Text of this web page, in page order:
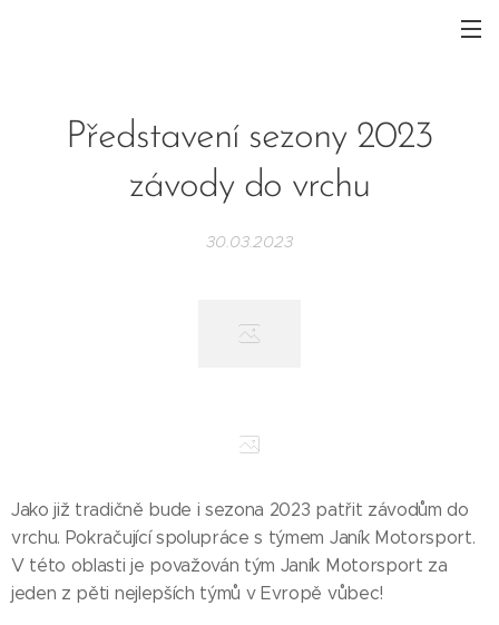
Představení sezony 2023
závody do vrchu
30.03.2023
Jako již tradičně bude i sezona 2023 patřit závodům do
vrchu. Pokračující spolupráce s týmem Janík Motorsport.
V této oblasti je považován tým Janík Motorsport za
jeden z pěti nejlepších týmů v Evropě vůbec!